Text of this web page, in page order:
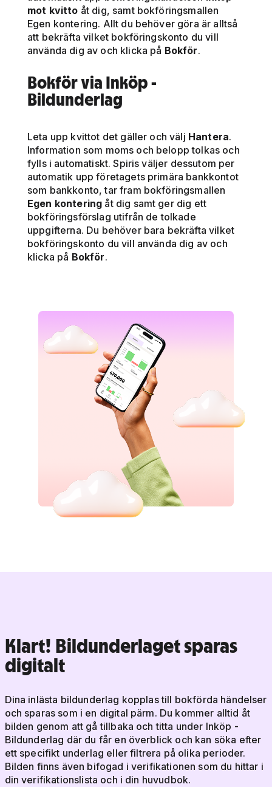
mot kvitto åt dig, samt bokföringsmallen
Egen kontering. Allt du behöver göra är alltså
att bekräfta vilket bokföringskonto du vill
använda dig av och klicka på Bokför.
Bokför via Inköp -
Bildunderlag
Leta upp kvittot det gäller och välj Hantera.
Information som moms och belopp tolkas och
fylls i automatiskt. Spiris väljer dessutom per
automatik upp företagets primära bankkontot
som bankkonto, tar fram bokföringsmallen
Egen kontering åt dig samt ger dig ett
bokföringsförslag utifrån de tolkade
uppgifterna. Du behöver bara bekräfta vilket
bokföringskonto du vill använda dig av och
klicka på Bokför.
Klart! Bildunderlaget sparas
digitalt
Dina inlästa bildunderlag kopplas till bokförda händelser
och sparas som i en digital pärm. Du kommer alltid åt
bilden genom att gå tillbaka och titta under Inköp -
Bildunderlag där du får en överblick och kan söka efter
ett specifikt underlag eller filtrera på olika perioder.
Bilden finns även bifogad i verifikationen som du hittar i
din verifikationslista och i din huvudbok.